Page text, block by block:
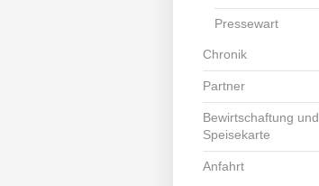
Pressewart
Chronik
Partner
Bewirtschaftung und
Speisekarte
Anfahrt